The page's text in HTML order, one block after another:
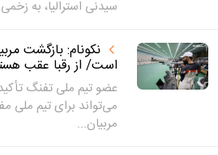
سیدنی استرالیا، به زخمی شدن ۱۶
نکونام: بازگشت
است/ از رقبا عقب
عضو تیم ملی تفنگ
می‌تواند برای تیم ملی
مربیان...